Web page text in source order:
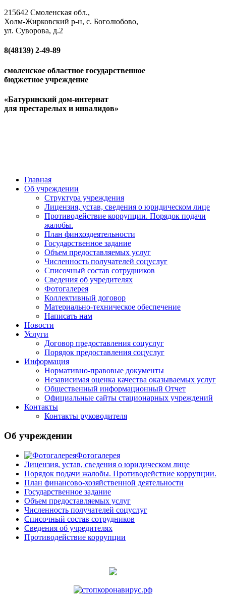
215642 Смоленская обл.,
Холм-Жирковский р-н, с. Боголюбово,
ул. Суворова, д.2
8(48139) 2-49-89
смоленское областное государственное
бюджетное учреждение
«Батуринский дом-интернат
для престарелых и инвалидов»
Главная
Об учреждении
Структура учреждения
Лицензия, устав, сведения о юридическом лице
Противодействие коррупции. Порядок подачи
жалобы.
План финхоздеятельности
Государственное задание
Объем предоставляемых услуг
Численность получателей соцуслуг
Списочный состав сотрудников
Сведения об учредителях
Фотогалерея
Коллективный договор
Материально-техническое обеспечение
Написать нам
Новости
Услуги
Договор предоставления соцуслуг
Порядок предоставления соцуслуг
Информация
Нормативно-правовые документы
Независимая оценка качества оказываемых услуг
Общественный информационный Отчет
Официальные сайты стационарных учреждений
Контакты
Контакты руководителя
Об учреждении
Фотогалерея
Лицензия, устав, сведения о юридическом лице
Порядок подачи жалобы. Противодействие коррупции.
План финансово-хозяйственной деятельности
Государственное задание
Объем предоставляемых услуг
Численность получателей соцуслуг
Списочный состав сотрудников
Сведения об учредителях
Противодействие коррупции